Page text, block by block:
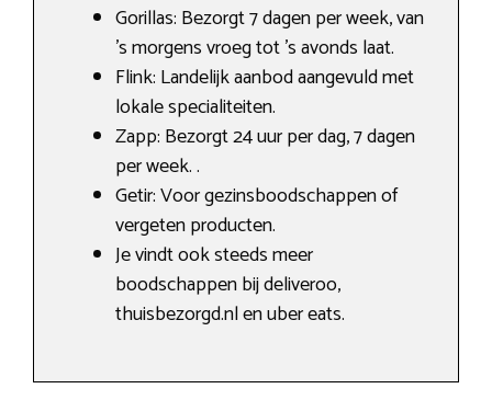
Gorillas: Bezorgt 7 dagen per week, van
’s morgens vroeg tot ’s avonds laat.
Flink: Landelijk aanbod aangevuld met
lokale specialiteiten.
Zapp: Bezorgt 24 uur per dag, 7 dagen
per week. .
Getir: Voor gezinsboodschappen of
vergeten producten.
Je vindt ook steeds meer
boodschappen bij deliveroo,
thuisbezorgd.nl en uber eats.